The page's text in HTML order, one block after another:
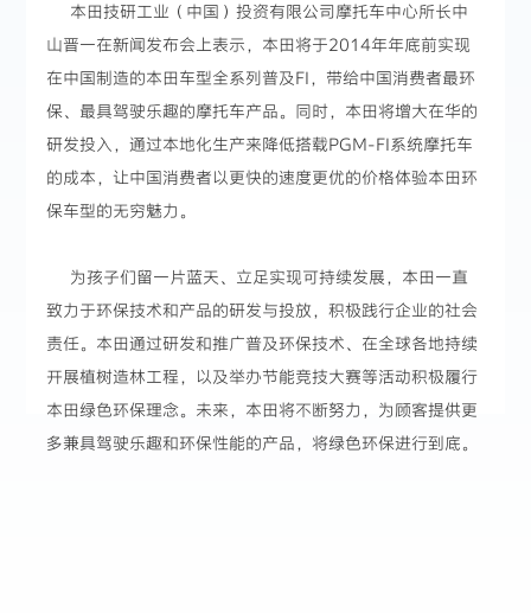
本田技研工业（中国）投资有限公司摩托车中心所长中
山晋一在新闻发布会上表示，本田将于2014年年底前实现
在中国制造的本田车型全系列普及FI，带给中国消费者最环
保、最具驾驶乐趣的摩托车产品。同时，本田将增大在华的
研发投入，通过本地化生产来降低搭载PGM-FI系统摩托车
的成本，让中国消费者以更快的速度更优的价格体验本田环
保车型的无穷魅力。
为孩子们留一片蓝天、立足实现可持续发展，本田一直
致力于环保技术和产品的研发与投放，积极践行企业的社会
责任。本田通过研发和推广普及环保技术、在全球各地持续
开展植树造林工程，以及举办节能竞技大赛等活动积极履行
本田绿色环保理念。未来，本田将不断努力，为顾客提供更
多兼具驾驶乐趣和环保性能的产品，将绿色环保进行到底。